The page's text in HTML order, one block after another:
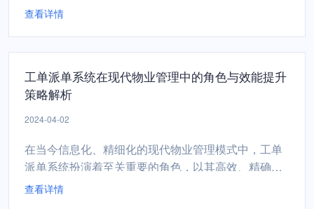
核心工具，凭借其强大的资源整合能力及自动化处理
业内部各部门、各环节的信息资源，包括技术支持团
队、研发部门、...
查看详情
工单派单系统在现代物业管理中的角色与效能提升
策略解析
2024-04-02
在当今信息化、精细化的现代物业管理模式中，工单
派单系统扮演着至关重要的角色，以其高效、精确的
管理手段极大地提升了物业服务质量与运营效率。本
查看详情